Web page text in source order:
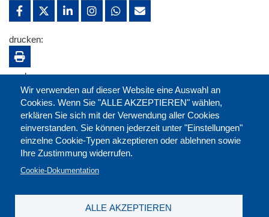
Wir verwenden auf dieser Website eine Auswahl an
Cookies. Wenn Sie "ALLE AKZEPTIEREN" wählen,
erklären Sie sich mit der Verwendung aller Cookies
einverstanden. Sie können jederzeit unter "Einstellungen"
einzelne Cookie-Typen akzeptieren oder ablehnen sowie
Ihre Zustimmung widerrufen.
Cookie-Dokumentation
ALLE AKZEPTIEREN
drucken:
merken: